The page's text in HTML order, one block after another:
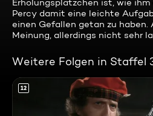
Erholungsplätzchen ist, wie
Percy damit eine leichte
einen Gefallen getan zu haben.
Meinung, allerdings nicht sehr
Weitere Folgen in Staffel
12